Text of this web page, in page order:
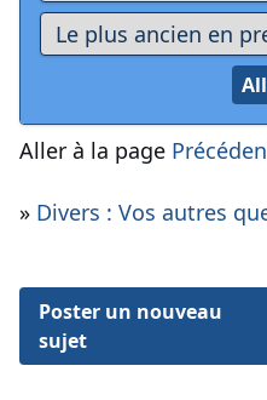
Aller à la page
» Divers : Vos autres
Poster un nouveau
sujet